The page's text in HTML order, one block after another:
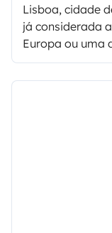
Lisboa, cidade
já considerada
Europa ou uma
capital de
muito pessoal,